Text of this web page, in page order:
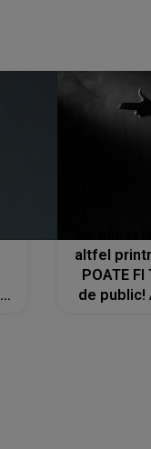
altfel
POATE FI
de public!